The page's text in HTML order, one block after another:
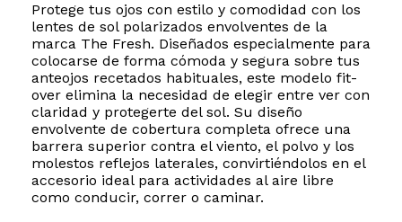
Protege tus ojos con estilo y comodidad con los
lentes de sol polarizados envolventes de la
marca The Fresh. Diseñados especialmente para
colocarse de forma cómoda y segura sobre tus
anteojos recetados habituales, este modelo fit-
over elimina la necesidad de elegir entre ver con
claridad y protegerte del sol. Su diseño
envolvente de cobertura completa ofrece una
barrera superior contra el viento, el polvo y los
molestos reflejos laterales, convirtiéndolos en el
accesorio ideal para actividades al aire libre
como conducir, correr o caminar.